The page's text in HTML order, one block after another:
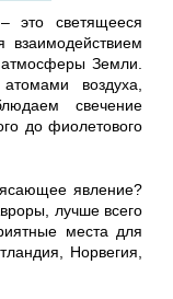
это светящееся
взаимодействием
атмосферы Земли.
воздуха,
свечение
до фиолетового
явление?
лучше всего
места для
Норвегия,